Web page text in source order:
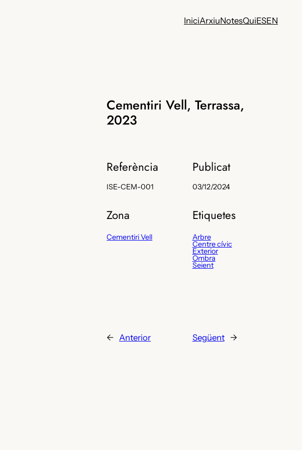
IniciArxiuNotesQuiESEN
Cementiri Vell, Terrassa,
2023
Referència
ISE-CEM-001
Zona
Cementiri Vell
Publicat
03/12/2024
Etiquetes
Arbre
Centre cívic
Exterior
Ombra
Seient
← Anterior Següent →